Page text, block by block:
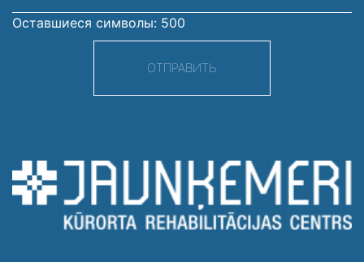
Оставшиеся символы: 500
ОТПРАВИТЬ